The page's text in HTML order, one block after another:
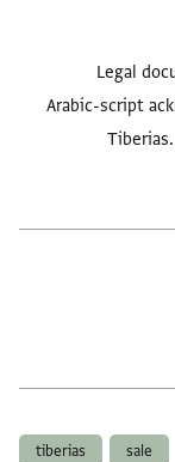
Legal
Arabic-script
sale
tiberias